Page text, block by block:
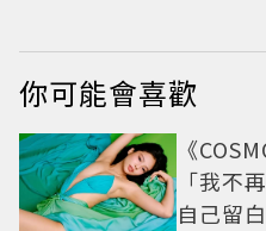
你可能會喜歡
《
「我不
自己留